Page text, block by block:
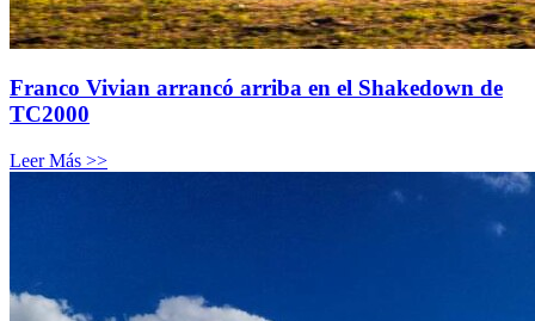
Franco Vivian arrancó arriba en el Shakedown de
TC2000
Leer Más >>